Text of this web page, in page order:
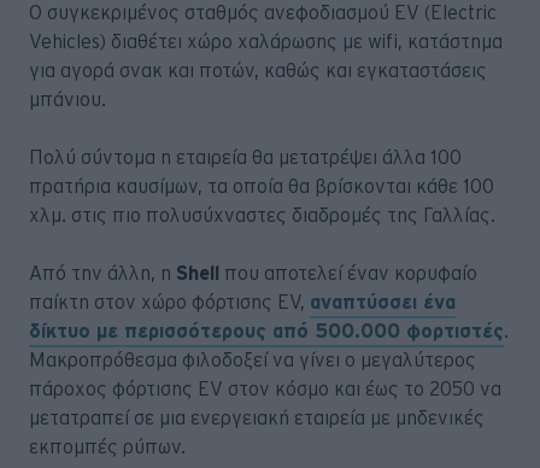
Ο συγκεκριμένος σταθμός ανεφοδιασμού EV (Electric
Vehicles) διαθέτει χώρο χαλάρωσης με wifi, κατάστημα
για αγορά σνακ και ποτών, καθώς και εγκαταστάσεις
μπάνιου.
Πολύ σύντομα η εταιρεία θα μετατρέψει άλλα 100
πρατήρια καυσίμων, τα οποία θα βρίσκονται κάθε 100
χλμ. στις πιο πολυσύχναστες διαδρομές της Γαλλίας.
Από την άλλη, η Shell που αποτελεί έναν κορυφαίο
παίκτη στον χώρο φόρτισης EV, αναπτύσσει ένα
δίκτυο με περισσότερους από 500.000 φορτιστές
Μακροπρόθεσμα φιλοδοξεί να γίνει ο μεγαλύτερος
πάροχος φόρτισης EV στον κόσμο και έως το 2050 να
μετατραπεί σε μια ενεργειακή εταιρεία με μηδενικές
εκπομπές ρύπων.